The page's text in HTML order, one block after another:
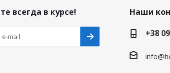
всегда в курсе!
Наши
+38